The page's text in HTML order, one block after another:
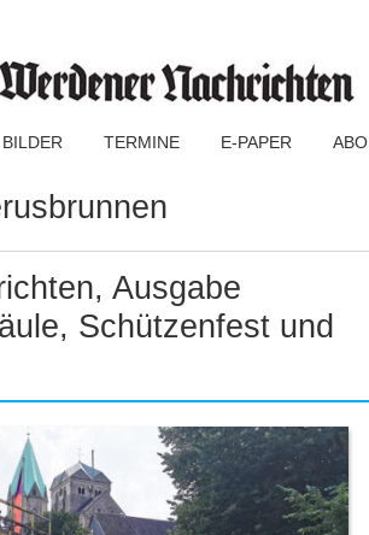
BILDER TERMINE E-PAPER ABO
Ausgabe
Schützenfest und